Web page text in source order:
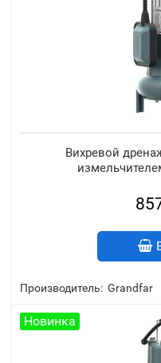
Вихревой
Производитель: Grandfar
Новинка